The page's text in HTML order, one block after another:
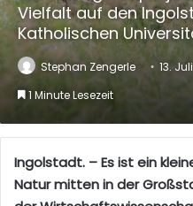
Vielfalt auf den
Katholischen
Stephan Zengerle 13.
1 Minute Lesezeit
Ingolstadt. – Es ist ein
Natur mitten in der